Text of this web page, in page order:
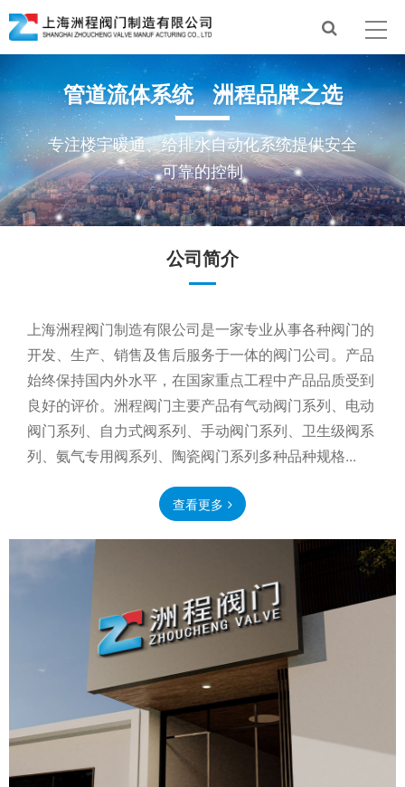
管道流体系统 洲程品牌之选
专注楼宇暖通、给排水自动化系统提供安全
可靠的控制
公司简介
上海洲程阀门制造有限公司是一家专业从事各种阀门的
开发、生产、销售及售后服务于一体的阀门公司。产品
始终保持国内外水平，在国家重点工程中产品品质受到
良好的评价。洲程阀门主要产品有气动阀门系列、电动
阀门系列、自力式阀系列、手动阀门系列、卫生级阀系
列、氨气专用阀系列、陶瓷阀门系列多种品种规格...
查看更多